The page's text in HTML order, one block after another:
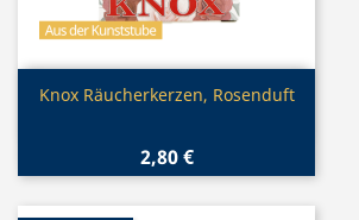
Vorschau
Knox Räucherkerzen, Rosenduft
2,80 €